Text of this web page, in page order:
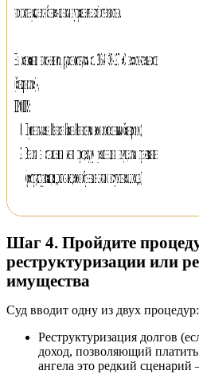
Шаг 4. Пройдите
реструктуризации или
имущества
Суд вводит одну из двух процедур:
Реструктуризация долгов
доход, позволяющий
ангела это редкий сценарий